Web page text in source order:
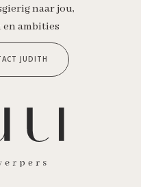
naar jou,
ambities
JUDITH